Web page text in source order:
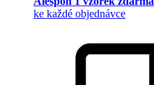
ke každé objednávce